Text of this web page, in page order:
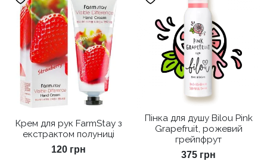
Крем для рук FarmStay з
екстрактом полуниці
120 грн
Пінка для душу Bilou Pink
Grapefruit, рожевий
грейпфрут
375 грн